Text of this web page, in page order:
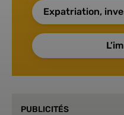
Expatriation,
PUBLICITÉS